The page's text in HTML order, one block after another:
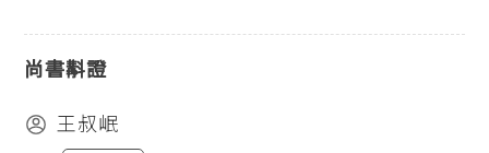
尚書斠證
王叔岷